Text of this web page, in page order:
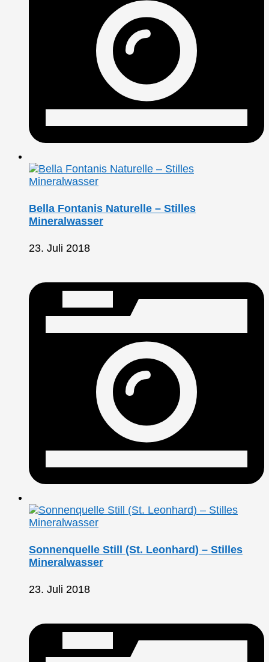
Bella Fontanis Naturelle – Stilles
Mineralwasser
23. Juli 2018
Sonnenquelle Still (St. Leonhard) – Stilles
Mineralwasser
23. Juli 2018